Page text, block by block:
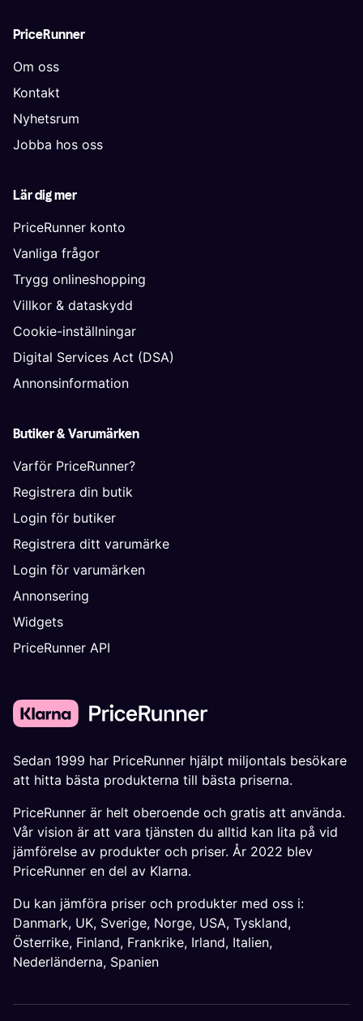
PriceRunner
Om oss
Kontakt
Nyhetsrum
Jobba hos oss
Lär dig mer
PriceRunner konto
Vanliga frågor
Trygg onlineshopping
Villkor & dataskydd
Cookie-inställningar
Digital Services Act (DSA)
Annonsinformation
Butiker & Varumärken
Varför PriceRunner?
Registrera din butik
Login för butiker
Registrera ditt varumärke
Login för varumärken
Annonsering
Widgets
PriceRunner API
Sedan 1999 har PriceRunner hjälpt miljontals besökare
att hitta bästa produkterna till bästa priserna.
PriceRunner är helt oberoende och gratis att använda.
Vår vision är att vara tjänsten du alltid kan lita på vid
jämförelse av produkter och priser. År 2022 blev
PriceRunner en del av Klarna.
Du kan jämföra priser och produkter med oss i:
Danmark, UK, Sverige, Norge, USA, Tyskland,
Österrike, Finland, Frankrike, Irland, Italien,
Nederländerna, Spanien